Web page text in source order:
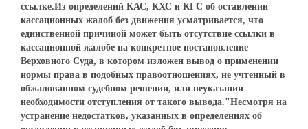
ссылке.Из определений КАС, КХС и КГС об оставлении
кассационных жалоб без движения усматривается, что
единственной причиной может быть отсутствие ссылки в
кассационной жалобе на конкретное постановление
Верховного Суда, в котором изложен вывод о применении
нормы права в подобных правоотношениях, не учтенный в
обжалованном судебном решении, или неуказании
необходимости отступления от такого вывода."Несмотря на
устранение недостатков, указанных в определениях об